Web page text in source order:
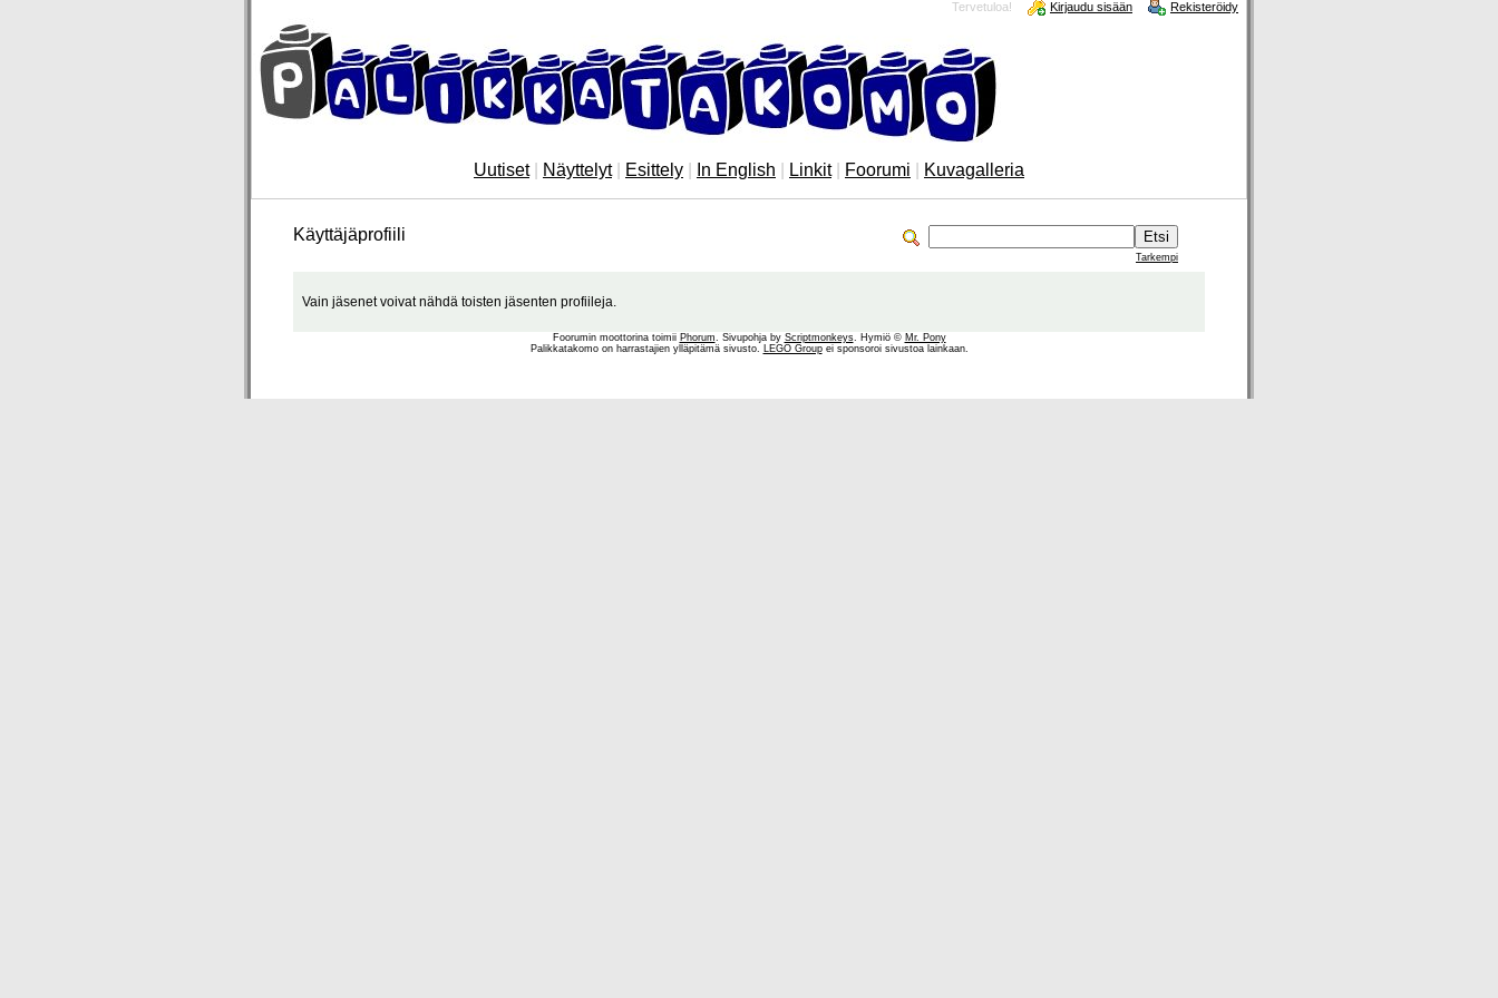
Tervetuloa! Kirjaudu sisään Rekisteröidy
Uutiset| Näyttelyt| Esittely In English Linkit| Foorumi Kuvagalleria
Tarkempi
Käyttäjäprofiili
Vain jäsenet voivat nähdä toisten jäsenten profiileja.
Foorumin moottorina toimii Phorum. Sivupohja by Scriptmonkeys. Hymiö © Mr. Pony
Palikkatakomo on harrastajien ylläpitämä sivusto. LEGO Groupei sponsoroi sivustoa lainkaan.